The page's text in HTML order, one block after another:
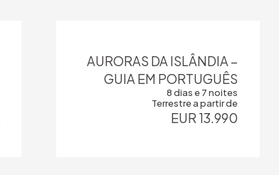
AURORAS DA ISLÂNDIA –
GUIA EM PORTUGUÊS
8 dias e 7 noites
Terrestre a partir de
EUR 13.990